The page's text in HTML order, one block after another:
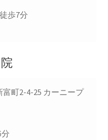
歩7分
町2-4-25 カーニープ